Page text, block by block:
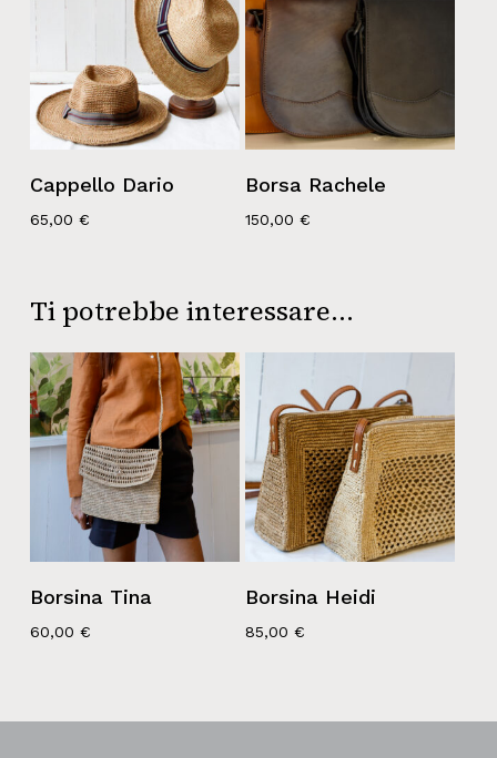
Cappello Dario
65,00 €
Borsa Rachele
150,00€
Ti potrebbe interessare…
Borsina Tina
60,00 €
Borsina Heidi
85,00€